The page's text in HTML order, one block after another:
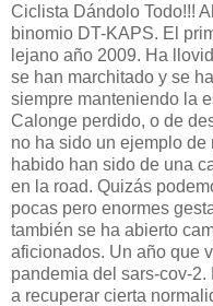
Ciclista Dándolo Todo!!!
binomio DT-KAPS. El
lejano año 2009. Ha
se han marchitado y se
siempre manteniendo la
Calonge perdido, o de
no ha sido un ejemplo de
habido han sido de una
en la road. Quizás
pocas pero enormes
también se ha abierto
aficionados. Un año que
pandemia del sars-cov-
a recuperar cierta